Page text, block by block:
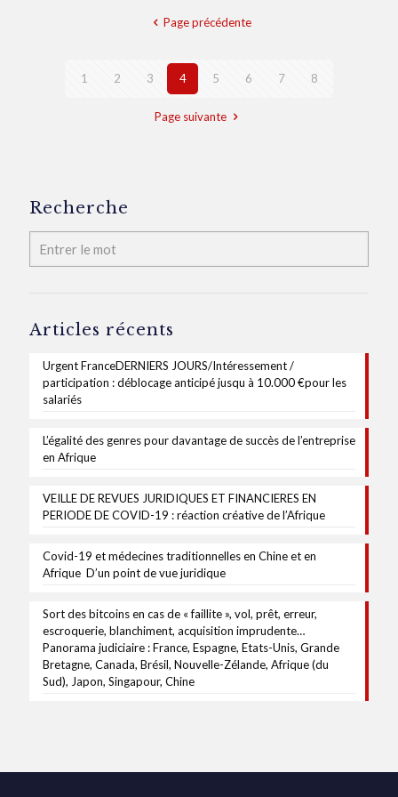
Page précédente
1 2 3 4 5 6 7 8
Page suivante
Recherche
Articles récents
Urgent FranceDERNIERS JOURS/Intéressement /
participation : déblocage anticipé jusqu à 10.000 €pour les
salariés
L’égalité des genres pour davantage de succès de l’entreprise
en Afrique
VEILLE DE REVUES JURIDIQUES ET FINANCIERES EN
PERIODE DE COVID-19 : réaction créative de l’Afrique
Covid-19 et médecines traditionnelles en Chine et en
Afrique D’un point de vue juridique
Sort des bitcoins en cas de « faillite », vol, prêt, erreur,
escroquerie, blanchiment, acquisition imprudente…
Panorama judiciaire : France, Espagne, Etats-Unis, Grande
Bretagne, Canada, Brésil, Nouvelle-Zélande, Afrique (du
Sud), Japon, Singapour, Chine